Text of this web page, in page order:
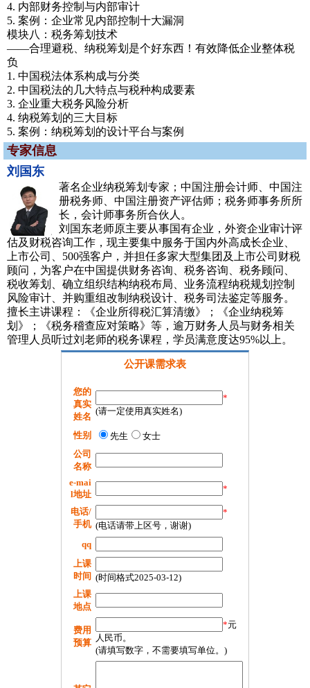
4. 内部财务控制与内部审计
5. 案例：企业常见内部控制十大漏洞
模块八：税务筹划技术
——合理避税、纳税筹划是个好东西！有效降低企业整体税
负
1. 中国税法体系构成与分类
2. 中国税法的几大特点与税种构成要素
3. 企业重大税务风险分析
4. 纳税筹划的三大目标
5. 案例：纳税筹划的设计平台与案例
专家信息
刘国东
著名企业纳税筹划专家；中国注册会计师、中国注
册税务师、中国注册资产评估师；税务师事务所所
长，会计师事务所合伙人。
刘国东老师原主要从事国有企业，外资企业审计评
估及财税咨询工作，现主要集中服务于国内外高成长企业、
上市公司、500强客户，并担任多家大型集团及上市公司财税
顾问，为客户在中国提供财务咨询、税务咨询、税务顾问、
税收筹划、确立组织结构纳税布局、业务流程纳税规划控制
风险审计、并购重组改制纳税设计、税务司法鉴定等服务。
擅长主讲课程：《企业所得税汇算清缴》；《企业纳税筹
划》；《税务稽查应对策略》等，逾万财务人员与财务相关
管理人员听过刘老师的税务课程，学员满意度达95%以上。
公开课需求表
您的
真实
姓名
*
(请一定使用真实姓名)
性别 先生
女士
公司
名称
e-mai
l地址
*
电话/
手机
*
(电话请带上区号，谢谢)
qq
上课
时间 (时间格式2025-03-12)
上课
地点
费用
预算
*元
人民币。
(请填写数字，不需要填写单位。)